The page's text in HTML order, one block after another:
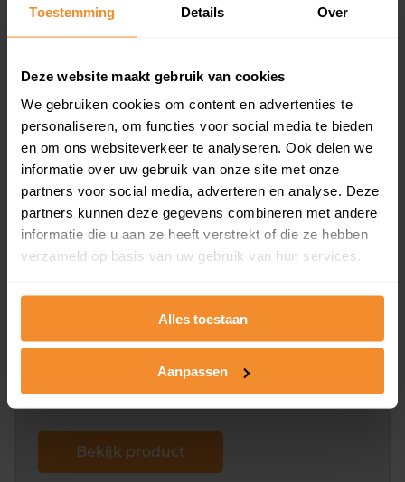
Toestemming Details Over
Deze website maakt gebruik van cookies
We gebruiken cookies om content en advertenties te
personaliseren, om functies voor social media te bieden
en om ons websiteverkeer te analyseren. Ook delen we
informatie over uw gebruik van onze site met onze
partners voor social media, adverteren en analyse. Deze
partners kunnen deze gegevens combineren met andere
informatie die u aan ze heeft verstrekt of die ze hebben
verzameld op basis van uw gebruik van hun services.
Alles toestaan
Aanpassen
en koopdatum) binnen een postcodegebied. Dit
inclusief een jaar lang gratis updates van nieuwe
Bekijk product
Direct leverbaar
Kadastrale kaart pakket
Alleen globale ligging perceel
Een uitgebreid overzicht van het perceel en
omliggende percelen met de kadastrale erfgrenzen,
Bekijk product